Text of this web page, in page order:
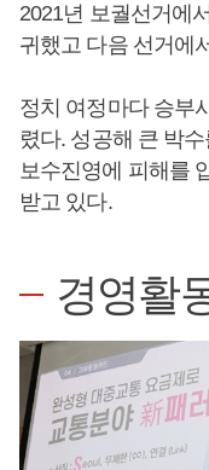
2021년 보궐선거에
귀했고 다음 선거에
정치 여정마다 승부
렸다. 성공해 큰 박
보수진영에 피해를
받고 있다.
경영활